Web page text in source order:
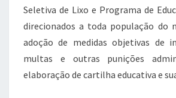
Seletiva de Lixo e Programa de
direcionados a toda população do
adoção de medidas objetivas de
multas e outras punições
elaboração de cartilha educativa e